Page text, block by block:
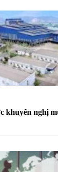
khuyến nghị